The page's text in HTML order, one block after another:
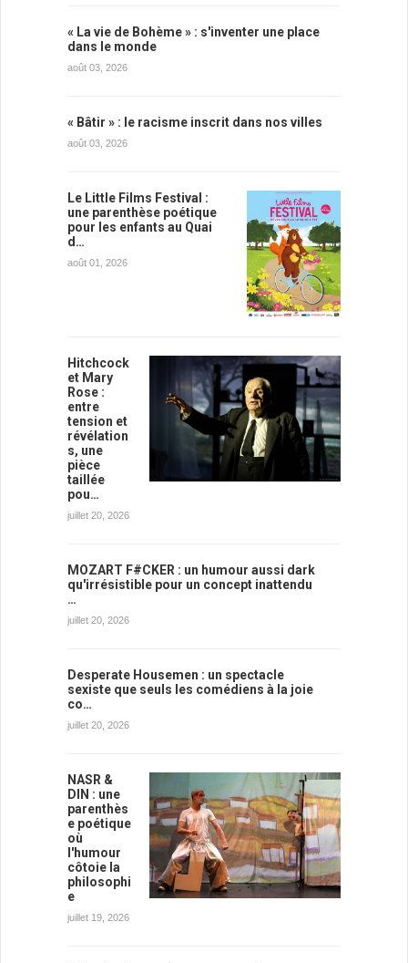
« La vie de Bohème » : s'inventer une place
dans le monde
août 03, 2026
« Bâtir » : le racisme inscrit dans nos villes
août 03, 2026
Le Little Films Festival :
une parenthèse poétique
pour les enfants au Quai
d…
août 01, 2026
Hitchcock
et Mary
Rose :
entre
tension et
révélation
s, une
pièce
taillée
pou…
juillet 20, 2026
MOZART F#CKER : un humour aussi dark
qu'irrésistible pour un concept inattendu
…
juillet 20, 2026
Desperate Housemen : un spectacle
sexiste que seuls les comédiens à la joie
co…
juillet 20, 2026
NASR &
DIN : une
parenthès
e poétique
où
l'humour
côtoie la
philosophi
e
juillet 19, 2026